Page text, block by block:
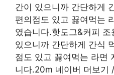
간이 있으니까 간단하게
편의점도 있고 끓여먹는
였습니다.핫도그&커피
있으니까 간단하게 간식
점도 있고 끓여먹는 라면
니다.20m 네이버 더보기